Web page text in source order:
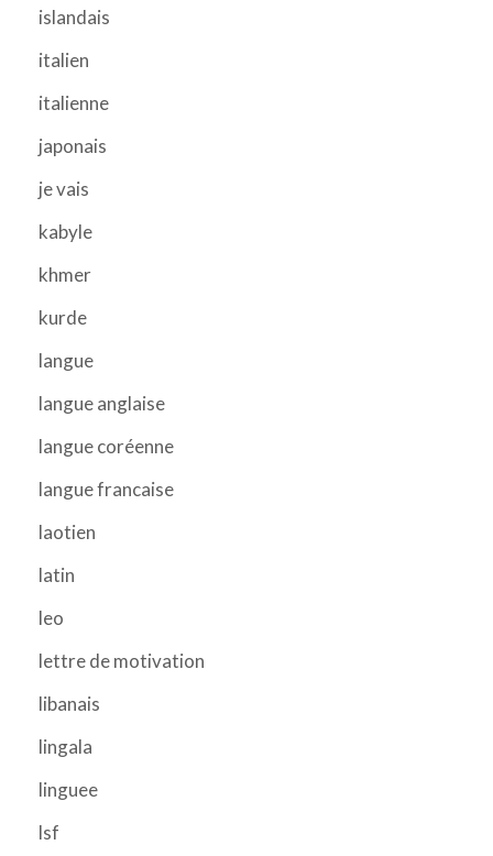
islandais
italien
italienne
japonais
je vais
kabyle
khmer
kurde
langue
langue anglaise
langue coréenne
langue francaise
laotien
latin
leo
lettre de motivation
libanais
lingala
linguee
lsf